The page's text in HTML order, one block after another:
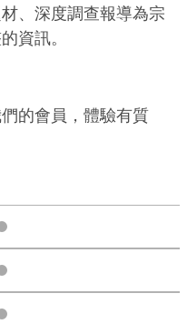
、深度調查報導為宗
資訊。
的會員，體驗有質